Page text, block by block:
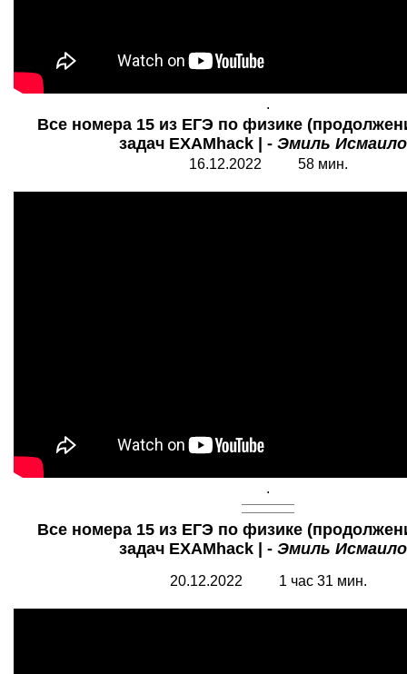
.
Все номера 15 из ЕГЭ по физике
задач EXAMhack | - Эмиль
16.12.2022 58 мин.
.
Все номера 15 из ЕГЭ по физике
задач EXAMhack | - Эмиль
20.12.2022 1 час 31 мин.